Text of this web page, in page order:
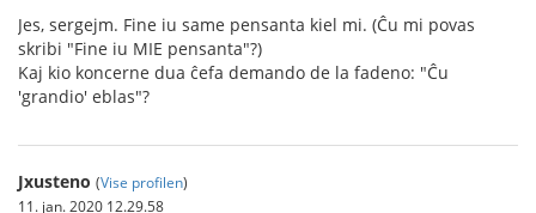
Jes, sergejm. Fine iu same pensanta kiel mi. (Ĉu mi povas
skribi "Fine iu MIE pensanta"?)
Kaj kio koncerne dua ĉefa demando de la fadeno: "Ĉu
'grandio' eblas"?
Jxusteno (Vise profilen)
11. jan. 2020 12.29.58